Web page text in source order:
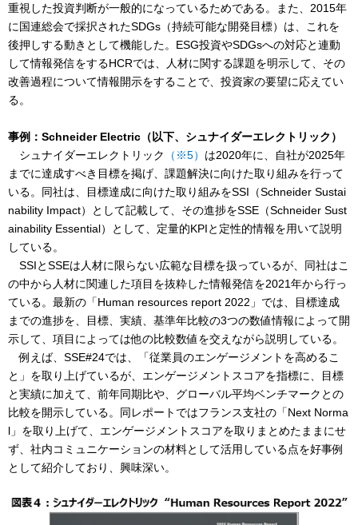
重視した投資判断が一般的になっているためである。また、2015年
に国連総会で採択されたSDGs（持続可能な開発目標）は、これを
後押しする動きとして機能した。ESG投資やSDGsへの対応と連動
して情報発信をするHCRでは、人材に関する課題を明示して、その
改善過程について情報開示をすることで、投資家の要望に応えてい
る。
事例：Schneider Electric（以下、シュナイダーエレクトリック）
シュナイダーエレクトリック
（※5） は2020年に、自社が2025年
までに達成すべき目標を掲げ、課題解決に向けた取り組みを行って
いる。同社は、目標達成に向けた取り組みをSSI（Schneider Sustai
nability Impact）として記載して、その進捗をSSE（Schneider Sust
ainability Essential）として、定量的KPIと定性的情報を用いて説明
している。
SSIとSSEは人材に限らない広範な目標を扱っているが、同社はこ
の中から人材に関連した項目を抜粋した情報発信を2021年から行っ
ている。最新の「Human resources report 2022」では、目標達成
までの進捗を、目標、実績、基準年比較の3つの数値情報によって開
示して、項目によっては他の比較数値を交えながら説明している。
例えば、SSE#24では、「従業員のエンゲージメントを高めるこ
と」を取り上げているが、エンゲージメントスコアを指標に、目標
と実績に加えて、前年同期比や、グローバル平均ベンチマークとの
比較を開示している。同レポートではフランス支社の「Next Norma
l」を取り上げて、エンゲージメントスコアを取りまとめたままにせ
ず、社内コミュニケーションの材料として活用している点を好事例
として紹介しており、興味深い。